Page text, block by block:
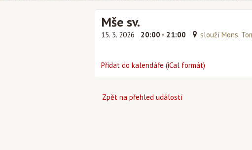
Mše sv.
15. 3. 2026 20:00 - 21:00 slouží Mons.
Přidat do kalendáře (iCal formát)
Zpět na přehled událostí